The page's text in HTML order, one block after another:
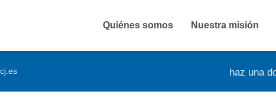
haz una
Quiénes somos Nuestra misión